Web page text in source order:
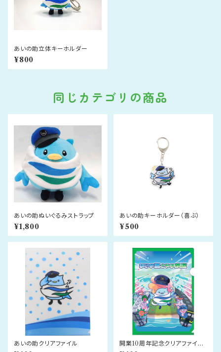
あいの助立体キーホルダー
¥800
同じカテゴリの商品
あいの助ぬいぐるみストラップ
¥1,800
あいの助キーホルダー（喜ぶ）
¥500
あいの助クリアファイル
開業10周年記念クリアファイル